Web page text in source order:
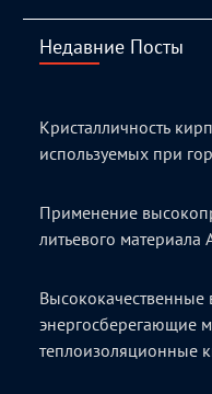
Недавние Посты
Кристалличность
используемых при
Применение
литьевого материала
энергосберегающие
теплоизоляционные